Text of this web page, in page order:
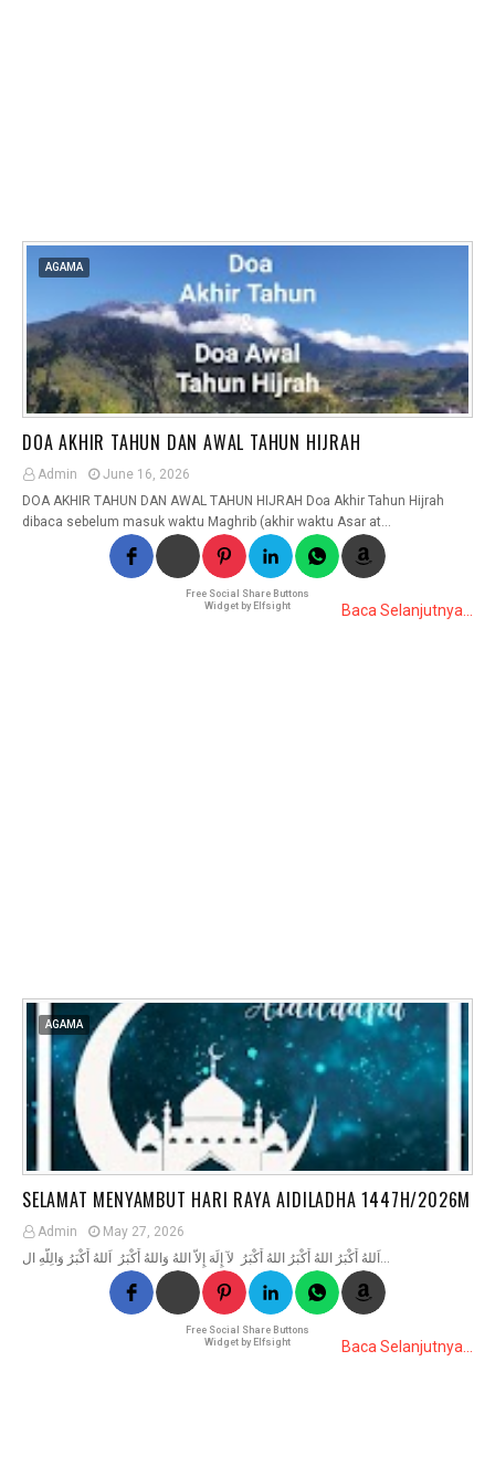
AGAMA
DOA AKHIR TAHUN DAN AWAL TAHUN HIJRAH
Admin
June 16, 2026
DOA AKHIR TAHUN DAN AWAL TAHUN HIJRAH Doa Akhir Tahun Hijrah
dibaca sebelum masuk waktu Maghrib (akhir waktu Asar at…
Free Social Share Buttons
Widget by Elfsight
Baca Selanjutnya...
AGAMA
SELAMAT MENYAMBUT HARI RAYA AIDILADHA 1447H/2026M
Admin
May 27, 2026
اَللهُ أَكْبَرُ اللهُ أَكْبَرُ اللهُ أَكْبَرُ لآ إِلَهَ إِلاَّ اللهُ وَاللهُ أَكْبَرُ اَللهُ أَكْبَرُ وَالِلَّهِ ال…
Free Social Share Buttons
Widget by Elfsight
Baca Selanjutnya...